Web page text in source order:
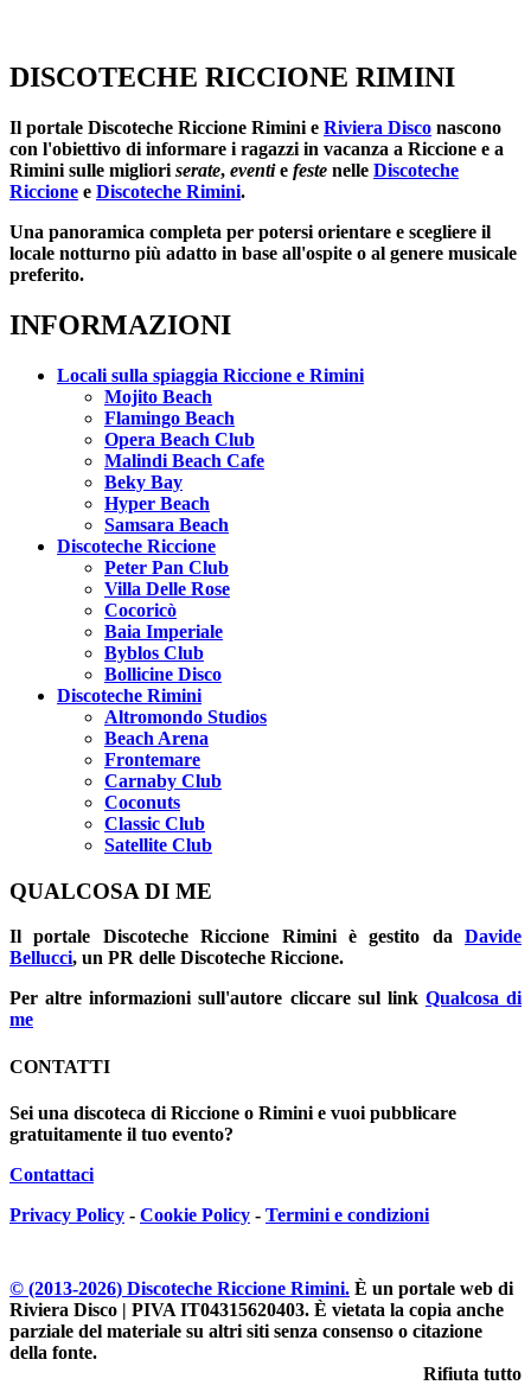
DISCOTECHE RICCIONE RIMINI
Il portale Discoteche Riccione Rimini e Riviera Disco nascono
con l'obiettivo di informare i ragazzi in vacanza a Riccione e a
Rimini sulle migliori serate, eventie feste nelle Discoteche
Riccione e Discoteche Rimini.
Una panoramica completa per potersi orientare e scegliere il
locale notturno più adatto in base all'ospite o al genere musicale
preferito.
INFORMAZIONI
Locali sulla spiaggia Riccione e Rimini
Mojito Beach
Flamingo Beach
Opera Beach Club
Malindi Beach Cafe
Beky Bay
Hyper Beach
Samsara Beach
Discoteche Riccione
Peter Pan Club
Villa Delle Rose
Cocoricò
Baia Imperiale
Byblos Club
Bollicine Disco
Discoteche Rimini
Altromondo Studios
Beach Arena
Frontemare
Carnaby Club
Coconuts
Classic Club
Satellite Club
QUALCOSA DI ME
Il portale Discoteche Riccione Riminiè gestito da Davide
Bellucci, un PR delle Discoteche Riccione.
Per altre informazioni sull'autore cliccare sul link Qualcosa di
me
CONTATTI
Sei una discoteca di Riccione o Rimini e vuoi pubblicare
gratuitamente il tuo evento?
Contattaci
Privacy Policy - Cookie Policy - Termini e condizioni
© (2013-2026) Discoteche Riccione Rimini. È un portale web di
Riviera Disco | PIVA IT04315620403. È vietata la copia anche
parziale del materiale su altri siti senza consenso o citazione
della fonte.
Rifiuta tutto